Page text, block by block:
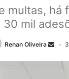
há
mil
Renan Oliveira